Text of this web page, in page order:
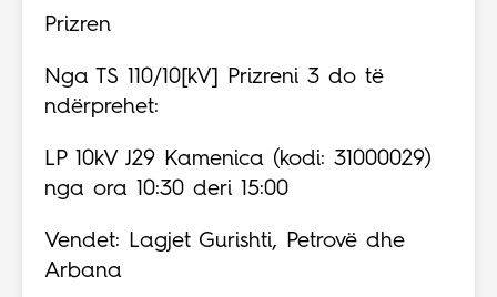
Prizren
Nga TS 110/10[kV] Prizreni 3 do të
ndërprehet:
LP 10kV J29 Kamenica (kodi: 31000029)
nga ora 10:30 deri 15:00
Vendet: Lagjet Gurishti, Petrovë dhe
Arbana